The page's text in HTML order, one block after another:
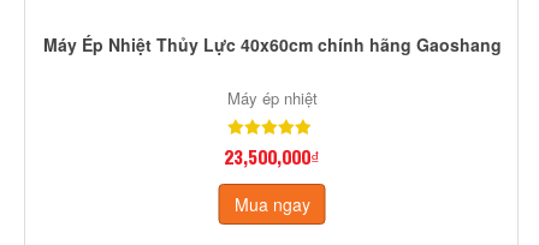
Máy Ép Nhiệt Thủy Lực 40x60cm chính hãng Gaoshang
Máy ép nhiệt
23,500,000₫
Mua ngay